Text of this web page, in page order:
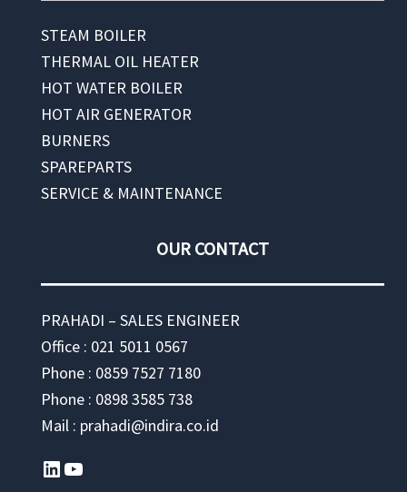
STEAM BOILER
THERMAL OIL HEATER
HOT WATER BOILER
HOT AIR GENERATOR
BURNERS
SPAREPARTS
SERVICE & MAINTENANCE
OUR CONTACT
PRAHADI – SALES ENGINEER
Office : 021 5011 0567
Phone : 0859 7527 7180
Phone : 0898 3585 738
Mail : prahadi@indira.co.id
LinkedIn YouTube